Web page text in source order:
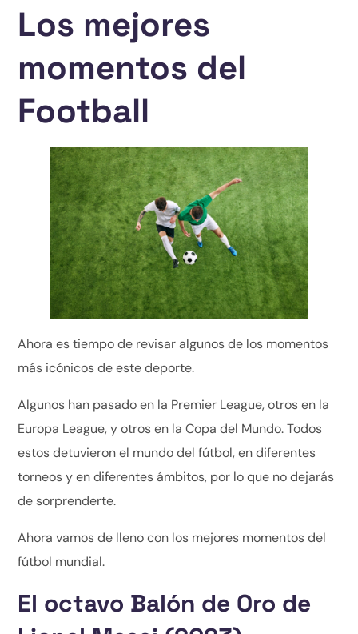
Los mejores
momentos del
Football
Ahora es tiempo de revisar algunos de los momentos
más icónicos de este deporte.
Algunos han pasado en la Premier League, otros en la
Europa League, y otros en la Copa del Mundo. Todos
estos detuvieron el mundo del fútbol, en diferentes
torneos y en diferentes ámbitos, por lo que no dejarás
de sorprenderte.
Ahora vamos de lleno con los mejores momentos del
fútbol mundial.
El octavo Balón de Oro de